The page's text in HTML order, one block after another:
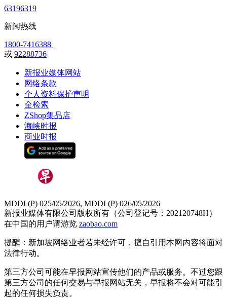
63196319
新闻热线
1800-7416388
或 92288736
新报业媒体网站
网络条款
个人资料保护声明
全检索
ZShop集品店
海峡时报
商业时报
MDDI (P) 025/05/2026, MDDI (P) 026/05/2026
新报业媒体有限公司版权所有（公司登记号：202120748H）
在中国的用户请游览 zaobao.com
提醒：新加坡网络业者若未经许可，擅自引用本网内容将面对
法律行动。
第三方公司可能在早报网站宣传他们的产品或服务。不过您跟
第三方公司的任何交易与早报网站无关，早报将不会对可能引
起的任何损失负责。